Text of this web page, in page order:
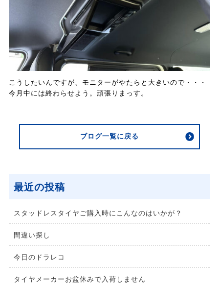
こうしたいんですが、モニターがやたらと大きいので・・・
今月中には終わらせよう。頑張りまっす。
ブログ一覧に戻る
最近の投稿
スタッドレスタイヤご購入時にこんなのはいかが？
間違い探し
今日のドラレコ
タイヤメーカーお盆休みで入荷しません